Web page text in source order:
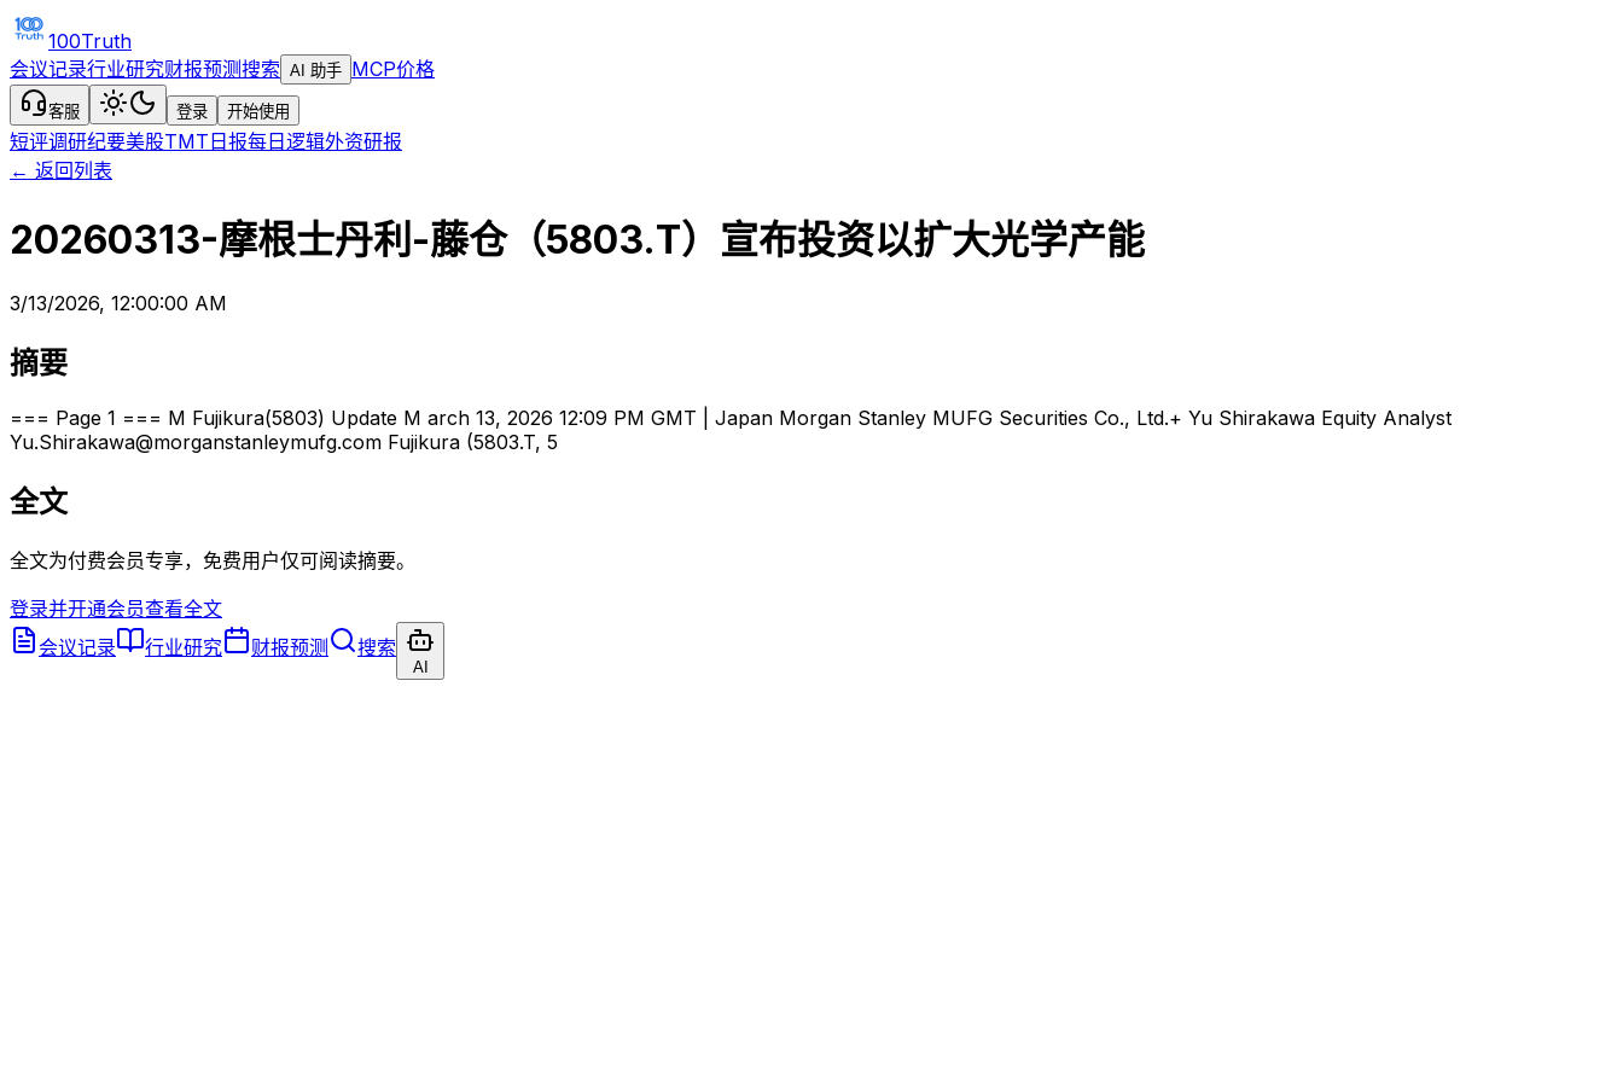
100Truth
会议记录行业研究财报预测搜索 AI 助手 MCP价格
客服 登录 开始使用
短评调研纪要美股TMT日报每日逻辑外资研报
← 返回列表
20260313-摩根士丹利-藤仓（5803.T）宣布投资以扩大光学产能
3/13/2026, 12:00:00 AM
摘要
=== Page 1 === M Fujikura(5803) Update M arch 13, 2026 12:09 PM GMT | Japan Morgan Stanley MUFG Securities Co., Ltd.+ Yu Shirakawa Equity Analyst
Yu.Shirakawa@morganstanleymufg.com Fujikura (5803.T, 5
全文
全文为付费会员专享，免费用户仅可阅读摘要。
登录并开通会员查看全文
会议记录
行业研究 财报预测 搜索
AI